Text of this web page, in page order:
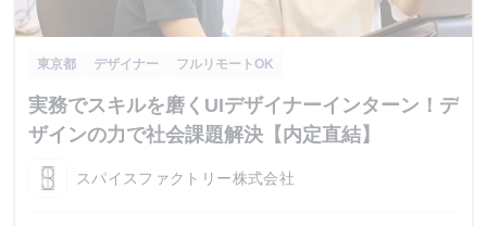
東京都 デザイナー フルリモートOK
実務でスキルを磨くUIデザイナーインターン！デ
ザインの力で社会課題解決【内定直結】
スパイスファクトリー株式会社